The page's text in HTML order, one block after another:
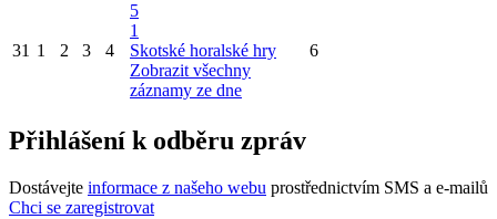
31 1 2 3 4
5
1
Skotské horalské hry
Zobrazit všechny
záznamy ze dne
6
Přihlášení k odběru zpráv
Dostávejte informace z našeho webu prostřednictvím SMS a e-mailů
Chci se zaregistrovat